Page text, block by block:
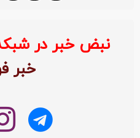
نبض خبر در
خبر